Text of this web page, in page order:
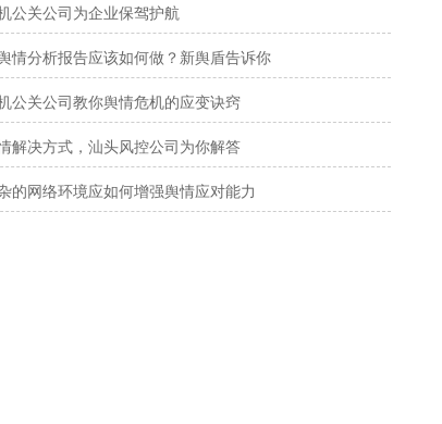
公关公司为企业保驾护航
情分析报告应该如何做？新舆盾告诉你
公关公司教你舆情危机的应变诀窍
解决方式，汕头风控公司为你解答
的网络环境应如何增强舆情应对能力